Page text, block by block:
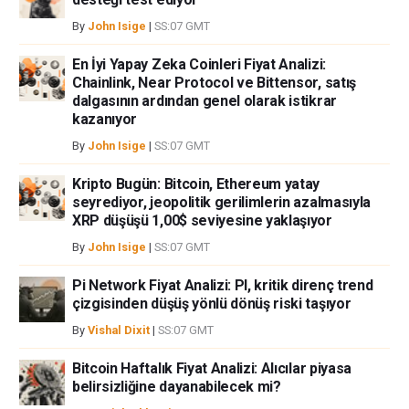
bilgilerin kullanımı nedeniyle doğrudan yada dolaylı olarak ortaya
çıkabilecek herhangi bir kar kaybı herhangi bir sınırlama olmaksızın
herhangi bir kayıp ya da hasar için sorumluluk kabul etmemektedir.
By John Isige | SS:07 GMT
En İyi Yapay Zeka Coinleri Fiyat Analizi:
Chainlink, Near Protocol ve Bittensor, satış
dalgasının ardından genel olarak istikrar
kazanıyor
By John Isige | SS:07 GMT
Kripto Bugün: Bitcoin, Ethereum yatay
seyrediyor, jeopolitik gerilimlerin azalmasıyla
XRP düşüşü 1,00$ seviyesine yaklaşıyor
By John Isige | SS:07 GMT
Pi Network Fiyat Analizi: PI, kritik direnç trend
çizgisinden düşüş yönlü dönüş riski taşıyor
By Vishal Dixit | SS:07 GMT
Bitcoin Haftalık Fiyat Analizi: Alıcılar piyasa
belirsizliğine dayanabilecek mi?